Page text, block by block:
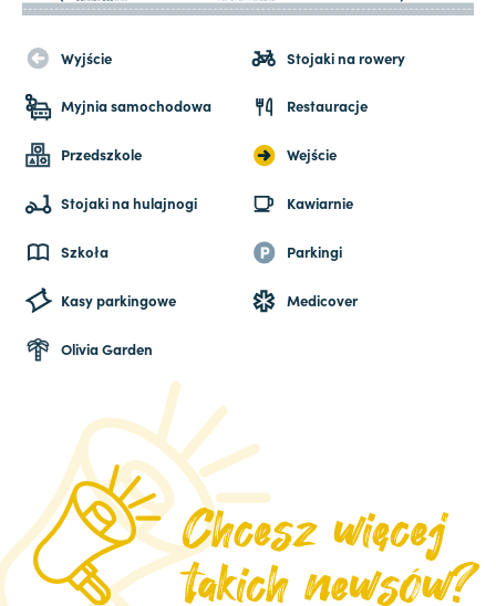
Wyjście Stojaki na rowery
Myjnia samochodowa Restauracje
Przedszkole Wejście
Stojaki na hulajnogi Kawiarnie
Szkoła Parkingi
Kasy parkingowe Medicover
Olivia Garden